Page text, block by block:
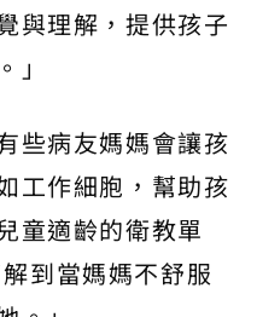
與理解，提供孩子
些病友媽媽會讓孩
工作細胞，幫助孩
童適齡的衛教單
到當媽媽不舒服